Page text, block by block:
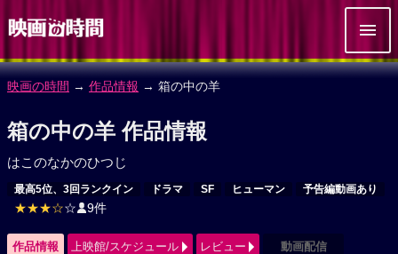
映画の時間 → 作品情報 → 箱の中の羊
箱の中の羊 作品情報
はこのなかのひつじ
最高5位、3回ランクイン ドラマ SF ヒューマン 予告編動画あり
★★★☆☆ 9件
作品情報 上映館/スケジュール レビュー 動画配信